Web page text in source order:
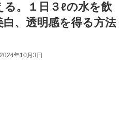
る。１日３ℓの水を飲
白、透明感を得る方法
2024年10月3日